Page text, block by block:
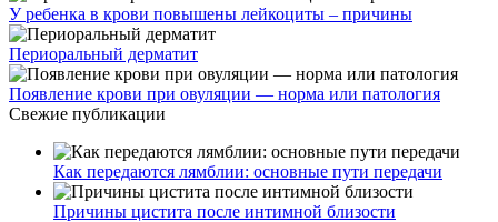
У ребенка в крови повышены лейкоциты – причины
Периоральный дерматит
Появление крови при овуляции — норма или патология
Свежие публикации
Как передаются лямблии: основные пути передачи
Причины цистита после интимной близости